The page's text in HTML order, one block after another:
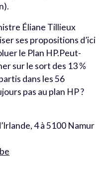
Éliane Tillieux
ses propositions d’ici
le Plan HP.Peut-
sur le sort des 13 %
dans les 56
pas au plan HP ?
4 à 5100 Namur